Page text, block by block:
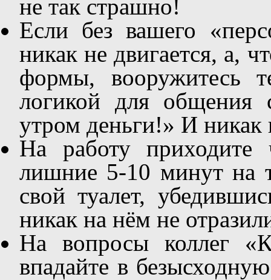
не так страшно!
Если без вашего
никак не двигается, а,
формы, вооружитесь
логикой для общения
утром деньги!» И никак
На работу приходите
лишние 5-10 минут на
свой туалет,
никак на нём не
На вопросы коллег
впадайте в